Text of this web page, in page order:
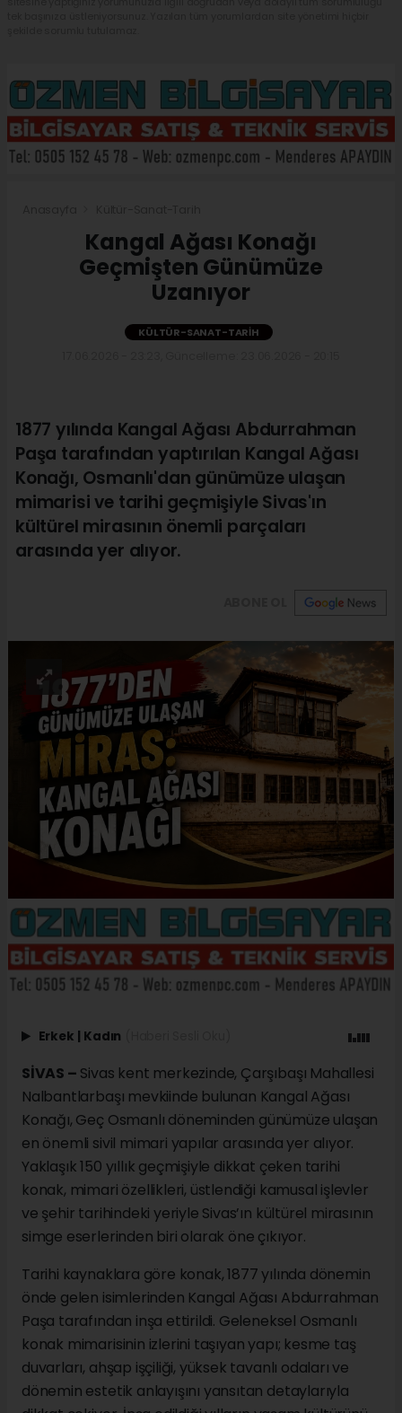
Kangal Ağası Konağı
Geçmişten Günümüze
Uzanıyor
KÜLTÜR-SANAT-TARIH
1877 yılında Kangal Ağası Abdurrahman
Paşa tarafından yaptırılan Kangal Ağası
Konağı, Osmanlı'dan günümüze ulaşan
mimarisi ve tarihi geçmişiyle Sivas'ın
kültürel mirasının önemli parçaları
arasında yer alıyor.
Erkek | Kadın
SİVAS – Sivas kent merkezinde, Çarşıbaşı Mahallesi
Nalbantlarbaşı mevkiinde bulunan Kangal Ağası
Konağı, Geç Osmanlı döneminden günümüze ulaşan
en önemli sivil mimari yapılar arasında yer alıyor.
Yaklaşık 150 yıllık geçmişiyle dikkat çeken tarihi
konak, mimari özellikleri, üstlendiği kamusal işlevler
ve şehir tarihindeki yeriyle Sivas’ın kültürel mirasının
simge eserlerinden biri olarak öne çıkıyor.
Tarihi kaynaklara göre konak, 1877 yılında dönemin
önde gelen isimlerinden Kangal Ağası Abdurrahman
Paşa tarafından inşa ettirildi. Geleneksel Osmanlı
konak mimarisinin izlerini taşıyan yapı; kesme taş
duvarları, ahşap işçiliği, yüksek tavanlı odaları ve
dönemin estetik anlayışını yansıtan detaylarıyla